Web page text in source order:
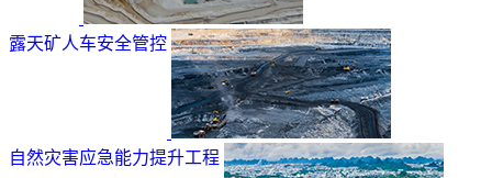
露天矿人车安全管控
自然灾害应急能力提升工程